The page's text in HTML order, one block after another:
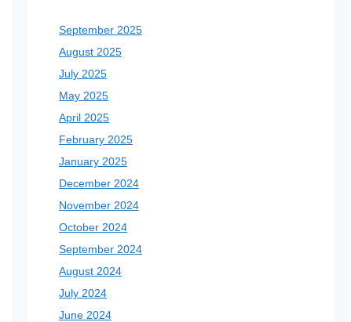
September 2025
August 2025
July 2025
May 2025
April 2025
February 2025
January 2025
December 2024
November 2024
October 2024
September 2024
August 2024
July 2024
June 2024